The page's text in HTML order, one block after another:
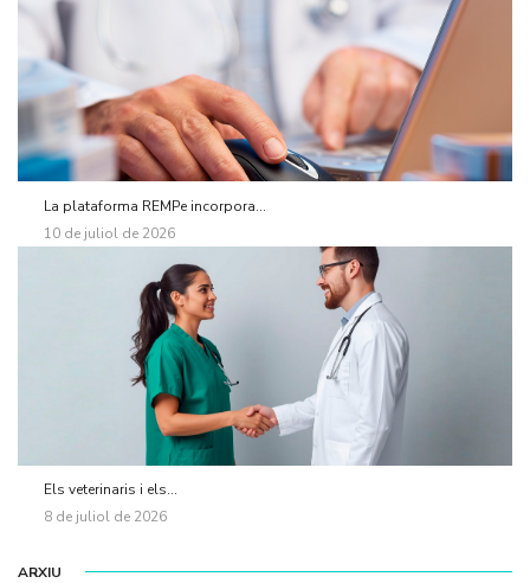
La plataforma REMPe incorpora...
10 de juliol de 2026
Els veterinaris i els...
8 de juliol de 2026
ARXIU